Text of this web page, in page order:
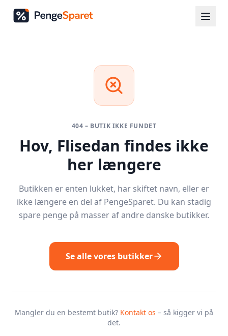
404 – BUTIK IKKE FUNDET
Hov, Flisedan findes ikke
her længere
Butikken er enten lukket, har skiftet navn, eller er
ikke længere en del af PengeSparet. Du kan stadig
spare penge på masser af andre danske butikker.
Se alle vores butikker
Mangler du en bestemt butik? Kontakt os – så kigger vi på
det.